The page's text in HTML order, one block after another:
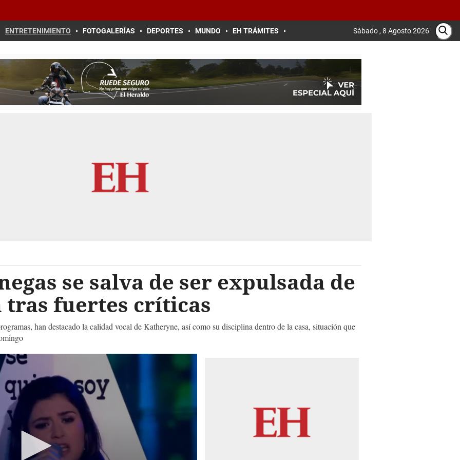
ENTRETENIMIENTO FOTOGALERÍAS DEPORTES MUNDO EH TRÁMITES Sábado , 8 Agosto 2026
se salva de ser expulsada de
tras fuertes críticas
han destacado la calidad vocal de Katheryne, así como su disciplina dentro de la casa, situación que